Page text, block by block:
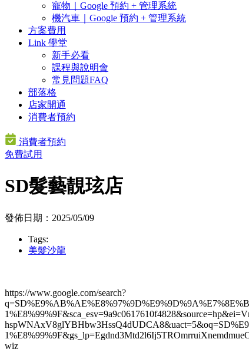
寵物｜Google 預約 + 管理系統
機汽車｜Google 預約 + 管理系統
方案費用
Link 學堂
新手必看
課程與說明會
常見問題FAQ
部落格
店家開通
消費者預約
消費者預約
免費試用
SD髮藝靚玹店
發佈日期：2025/05/09
Tags:
美髮沙龍
https://www.google.com/search?
wiz